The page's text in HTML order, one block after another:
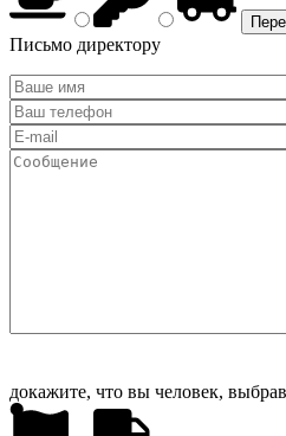
Письмо директору
докажите, что вы человек, выбрав